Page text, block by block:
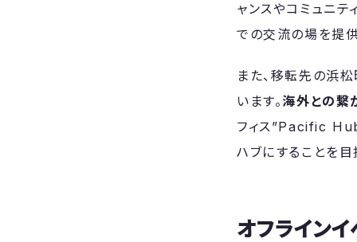
ャンスやコミュニテ
での交流の場を提
また、移転先の浜
います。 海外との
フィス”Pacific
ハブにすることを目
オフライン